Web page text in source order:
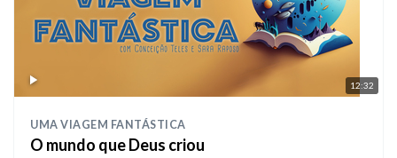
12:32
UMA VIAGEM FANTÁSTICA
O mundo que Deus criou